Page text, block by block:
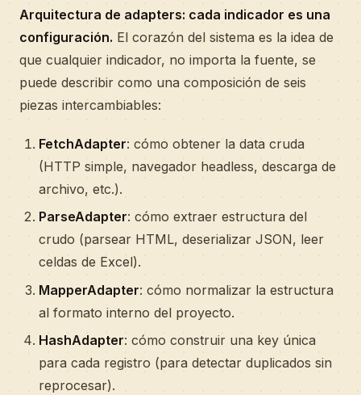
Arquitectura de adapters: cada indicador es una
configuración. El corazón del sistema es la idea de
que cualquier indicador, no importa la fuente, se
puede describir como una composición de seis
piezas intercambiables:
FetchAdapter: cómo obtener la data cruda
(HTTP simple, navegador headless, descarga de
archivo, etc.).
ParseAdapter: cómo extraer estructura del
crudo (parsear HTML, deserializar JSON, leer
celdas de Excel).
MapperAdapter: cómo normalizar la estructura
al formato interno del proyecto.
HashAdapter: cómo construir una key única
para cada registro (para detectar duplicados sin
reprocesar).